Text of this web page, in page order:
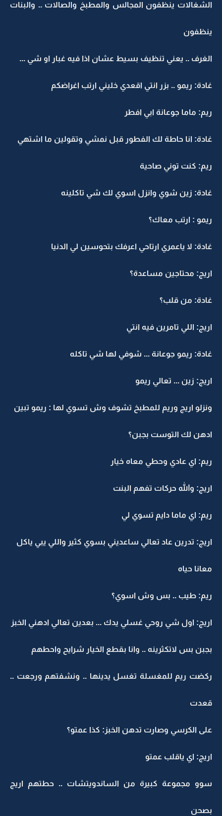
الشغالات ينظفون المجالس والمطبخ والصالات .. والبنات
ينظفون
الغرف .. يعني تنظيف بسيط عشان اذا فيه غبار او شي ...
غادة: ريمو .. بزر انتي اقعدي خليني ارتب اغراضكم
ريم: ماما جوعانة ابي افطر
غادة: انا حاطة لك الفطور قبل نمشي وتقولين ما اشتهي
ريم: كنت توني صاحية
غادة: زين شوي وانزل اسوي لك شي تاكلينه
ريمو : ارتب معاك؟
غادة: لا ياعمري ارتاحي اعرفك بتحوسين لي الدنيا
اريج: محتاجين مساعدة؟
غادة: من قلب؟
اريج: اللي تامرين فيه انتي
غادة: ريمو جوعانة ... شوفي لها شي تاكله
اريج: زين ... تعالي ريمو
ونزلو اريج وريم للمطبخ تشوف وش تسوي لها : ريمو تبين
ادهن لك التوست بجبن؟
ريم: اي عادي وحطي معاه خيار
اريج: والله حركات تفهم البنت
ريم: اي ماما دايم تسوي لي
اريج: تدرين عاد تعالي ساعديني بسوي كثير واللي يبي ياكل
معانا حياه
ريم: طيب .. بس وش اسوي؟
اريج: اول شي روحي غسلي يدك ... بعدين تعالي ادهني الخبز
بجبن بس لاتكثرينه .. وانا بقطع الخيار شرايح واحطهم
ركضت ريم للمغسلة تغسل يدينها .. ونشفتهم ورجعت ..
قعدت
على الكرسي وصارت تدهن الخبز: كذا عمتو؟
اريج: اي ياقلب عمتو
سوو مجموعة كبيرة من الساندويتشات .. حطتهم اريج
بصحن